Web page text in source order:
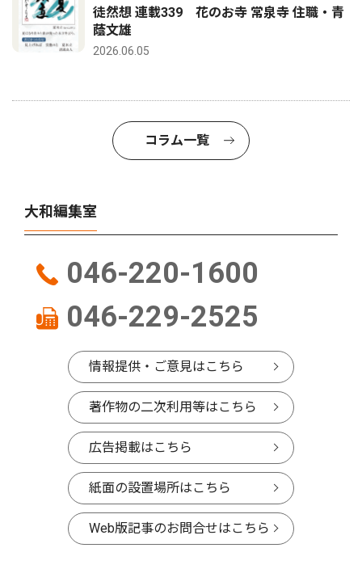
徒然想 連載339 花のお寺 常泉寺 住職・青
蔭文雄
2026.06.05
コラム一覧
大和編集室
046-220-1600
046-229-2525
情報提供・ご意見はこちら
著作物の二次利用等はこちら
広告掲載はこちら
紙面の設置場所はこちら
Web版記事のお問合せはこちら